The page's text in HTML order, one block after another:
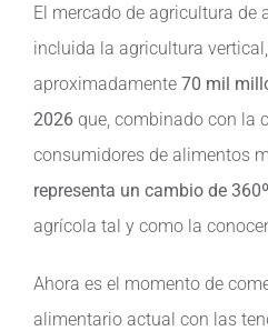
El mercado de agricultura de
incluida la agricultura
aproximadamente 70 mil
2026 que, combinado con la
consumidores de alimentos
representa un cambio de 360º
agrícola tal y como la
Ahora es el momento de
alimentario actual con las